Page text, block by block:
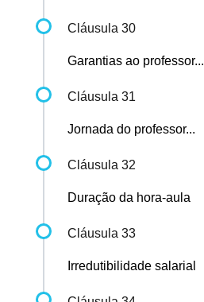
Cláusula 30
Garantias ao professor...
Cláusula 31
Jornada do professor...
Cláusula 32
Duração da hora-aula
Cláusula 33
Irredutibilidade salarial